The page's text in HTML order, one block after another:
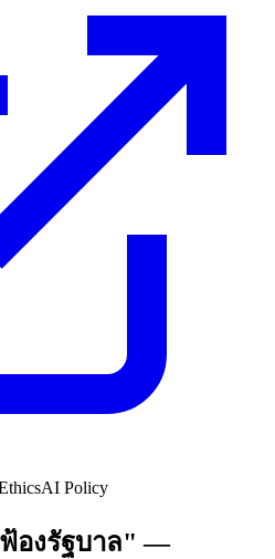
AI Policy
องรัฐบาล" —